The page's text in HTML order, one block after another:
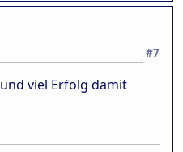
#7
viel Erfolg damit